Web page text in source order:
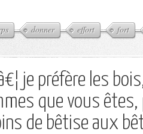
donner effort fort
je préfère les
que vous êtes,
de bêtise aux